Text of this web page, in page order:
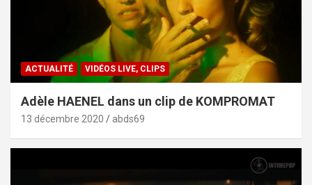
ACTUALITÉ VIDÉOS LIVE, CLIPS
Adèle HAENEL dans un clip de KOMPROMAT
13 décembre 2020 abds69